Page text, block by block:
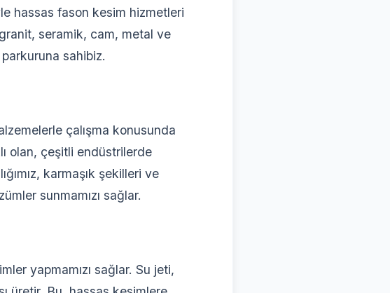
hassas fason kesim hizmetleri
seramik, cam, metal ve
sahibiz.
çalışma konusunda
olan, çeşitli endüstrilerde
karmaşık şekilleri ve
sunmamızı sağlar.
yapmamızı sağlar. Su jeti,